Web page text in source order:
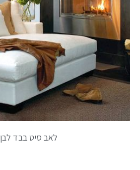
לאב סיט בבד לבן